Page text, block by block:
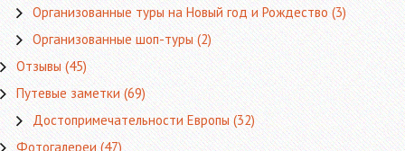
Организованные туры на Новый год и Рождество(3)
Организованные шоп-туры(2)
Отзывы(45)
Путевые заметки(69)
Достопримечательности Европы(32)
Фотогалереи(47)